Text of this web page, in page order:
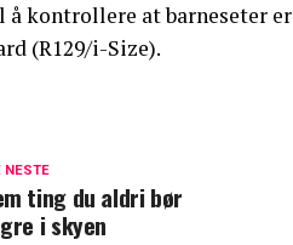
kontrollere at barneseter er
(R129/i-Size).
NESTE
ting du aldri bør
i skyen